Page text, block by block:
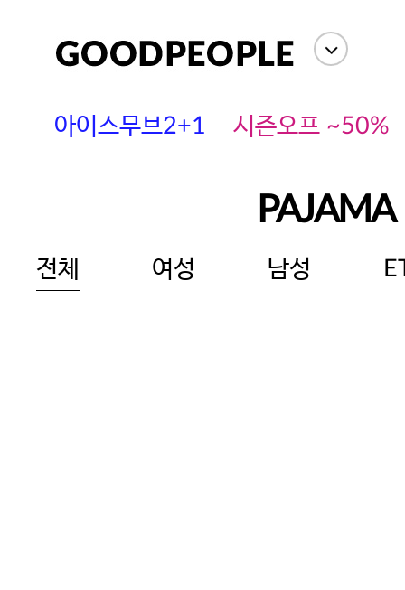
딘
아이스무브2+1 시즌오프 ~50%
PAJAMA
전체 여성 남성